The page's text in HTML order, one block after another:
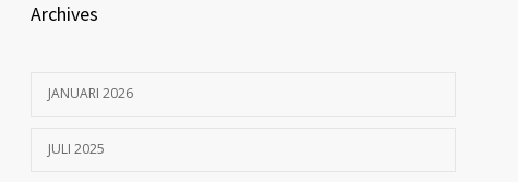
Archives
JANUARI 2026
JULI 2025